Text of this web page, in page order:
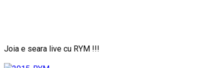
Joia e seara live cu RYM !!!